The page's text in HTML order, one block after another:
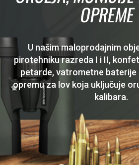
OPREME
U našim maloprodajnim
pirotehniku razreda I i II,
petarde, vatrometne baterije
opremu za lov koja uključuje
kalibara.